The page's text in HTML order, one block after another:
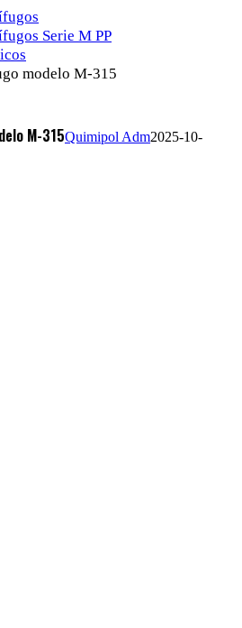
Serie M PP
modelo M-315
M-315Quimipol Adm2025-10-